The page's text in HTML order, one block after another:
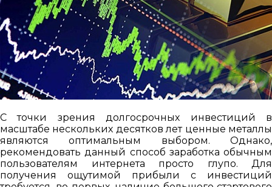
С точки зрения долгосрочных инвестиций в
масштабе нескольких десятков лет ценные металлы
являются оптимальным выбором. Однако,
рекомендовать данный способ заработка обычным
пользователям интернета просто глупо. Для
получения ощутимой прибыли с инвестиций